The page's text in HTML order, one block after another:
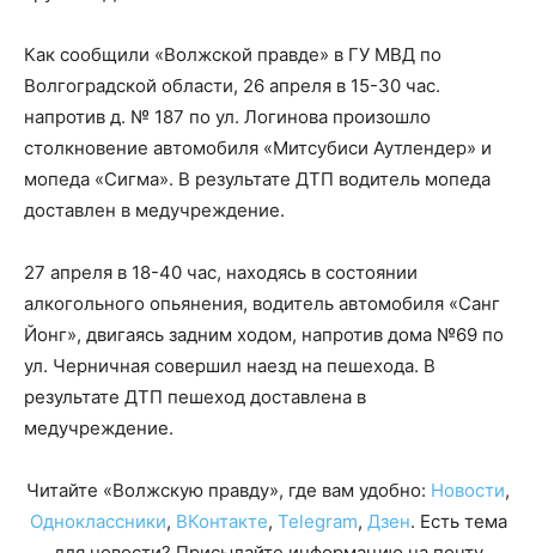
Как сообщили «Волжской правде» в ГУ МВД по
Волгоградской области, 26 апреля в 15-30 час.
напротив д. № 187 по ул. Логинова произошло
столкновение автомобиля «Митсубиси Аутлендер» и
мопеда «Сигма». В результате ДТП водитель мопеда
доставлен в медучреждение.
27 апреля в 18-40 час, находясь в состоянии
алкогольного опьянения, водитель автомобиля «Санг
Йонг», двигаясь задним ходом, напротив дома №69 по
ул. Черничная совершил наезд на пешехода. В
результате ДТП пешеход доставлена в
медучреждение.
Читайте «Волжскую правду», где вам удобно: Новости,
Одноклассники, ВКонтакте, Telegram, Дзен. Есть тема